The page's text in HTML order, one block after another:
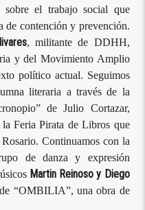
el trabajo social que
de contención y prevención.
, militante de DDHH,
y del Movimiento Amplio
político actual. Seguimos
literaria a través de la
de Julio Cortazar,
la Feria Pirata de Libros que
Continuamos con la
de danza y expresión
Martin Reinoso y Diego
“OMBILIA”, una obra de